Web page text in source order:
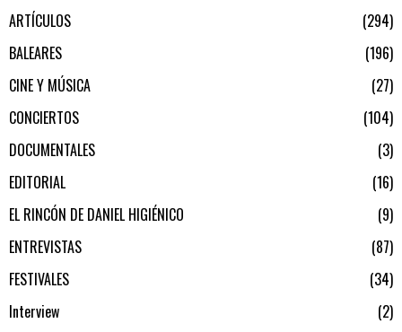
ARTÍCULOS
294
BALEARES
196
CINE Y MÚSICA
27
CONCIERTOS
104
DOCUMENTALES
3
EDITORIAL
16
EL RINCÓN DE DANIEL HIGIÉNICO
9
ENTREVISTAS
87
FESTIVALES
34
Interview
2